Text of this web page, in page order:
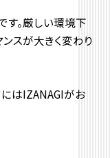
す。厳しい環境下
スが大きく変わり
はIZANAGIがお